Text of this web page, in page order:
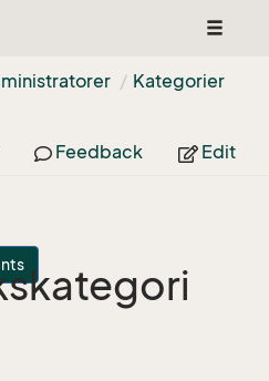
Toggle
Kategorier
Feedback Edit